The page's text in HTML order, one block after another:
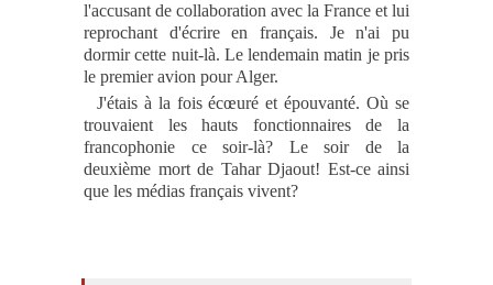
l'accusant de collaboration avec la France et lui
reprochant d'écrire en français. Je n'ai pu
dormir cette nuit-là. Le lendemain matin je pris
le premier avion pour Alger.
J'étais à la fois écœuré et épouvanté. Où se
trouvaient les hauts fonctionnaires de la
francophonie ce soir-là? Le soir de la
deuxième mort de Tahar Djaout! Est-ce ainsi
que les médias français vivent?